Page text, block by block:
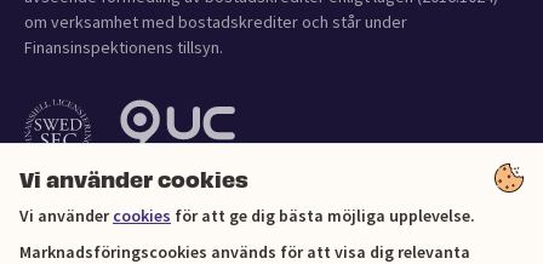
Vi använder cookies
Vi användercookies för att ge dig bästa möjliga upplevelse.
Marknadsföringscookies används för att visa dig relevanta
om verksamhet med bostadskrediter och står under
Finansinspektionens tillsyn.